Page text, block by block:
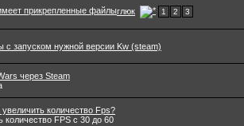
глюк 1 2 3
с запуском нужной версии Kw (steam)
через Steam
количество Fps?
количество FPS с 30 до 60